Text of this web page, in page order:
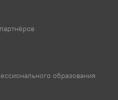
образования